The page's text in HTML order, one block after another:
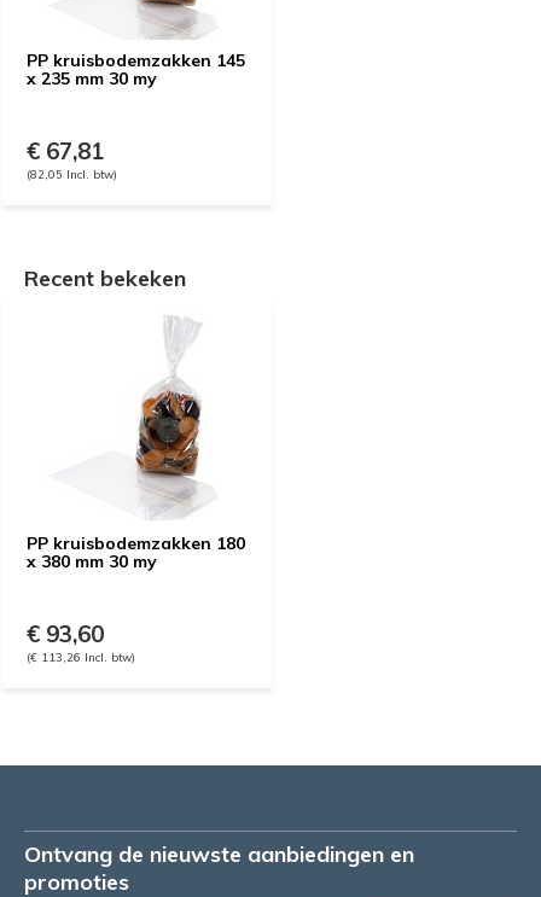
PP kruisbodemzakken 145
x 235 mm 30 my
€ 67,81
(82,05 Incl. btw)
Recent bekeken
PP kruisbodemzakken 180
x 380 mm 30 my
€ 93,60
(€ 113,26 Incl. btw)
Ontvang de nieuwste aanbiedingen en
promoties